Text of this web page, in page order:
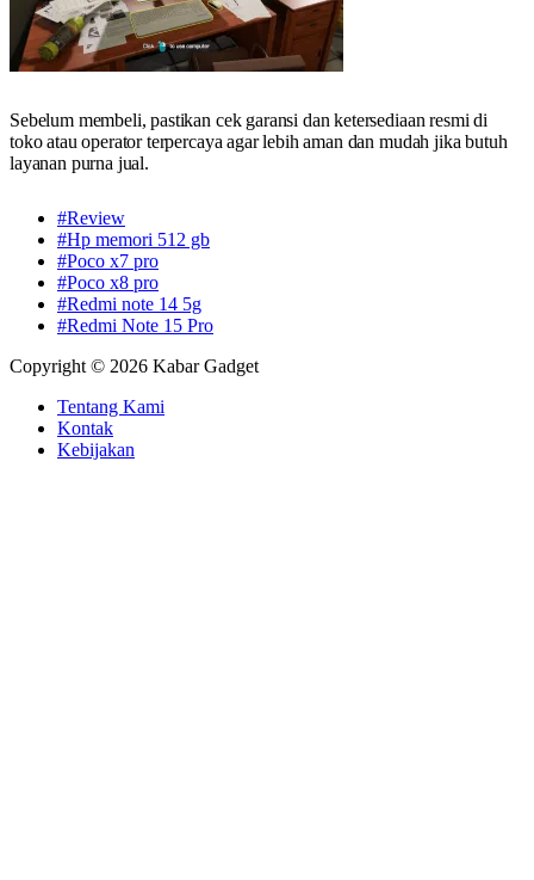
Sebelum membeli, pastikan cek garansi dan ketersediaan resmi di
toko atau operator terpercaya agar lebih aman dan mudah jika butuh
layanan purna jual.
#Review
#Hp memori 512 gb
#Poco x7 pro
#Poco x8 pro
#Redmi note 14 5g
#Redmi Note 15 Pro
Copyright © 2026 Kabar Gadget
Tentang Kami
Kontak
Kebijakan